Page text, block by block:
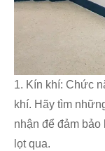
1. Kín khí: Chức
khí. Hãy tìm
nhận để đảm bảo
lọt qua.